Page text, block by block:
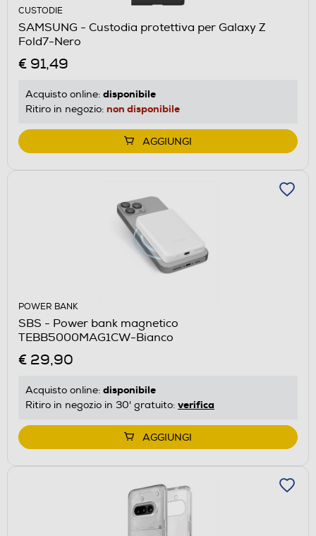
CUSTODIE
SAMSUNG - Custodia protettiva per Galaxy Z
Fold7-Nero
€ 91,49
Acquisto online: disponibile
Ritiro in negozio: non disponibile
AGGIUNGI
POWER BANK
SBS - Power bank magnetico
TEBB5000MAG1CW-Bianco
€ 29,90
Acquisto online: disponibile
Ritiro in negozio in 30' gratuito: verifica
AGGIUNGI